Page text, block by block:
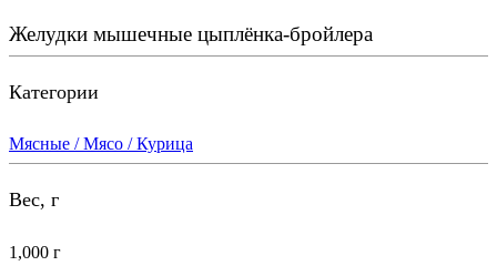
Желудки мышечные цыплёнка-бройлера
Категории
Мясные / Мясо / Курица
Вес, г
1,000 г